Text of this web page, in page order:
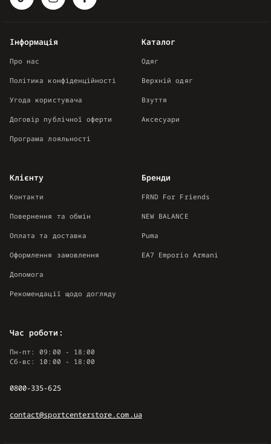
Каталог
Одяг
Верхній одяг
Взуття
Аксесуари
Інформація
Про нас
Політика конфіденційності
Угода користувача
Договір публічної оферти
Програма лояльності
Клієнту
Контакти
Повернення та обмін
Оплата та доставка
Оформлення замовлення
Допомога
Рекомендації щодо догляду
Бренди
FRND For Friends
NEW BALANCE
Puma
EA7 Emporio Armani
Час роботи:
Пн-пт: 09:00 - 18:00
Сб-вс: 10:00 - 18:00
0800-335-625
contact@sportcenterstore.com.ua